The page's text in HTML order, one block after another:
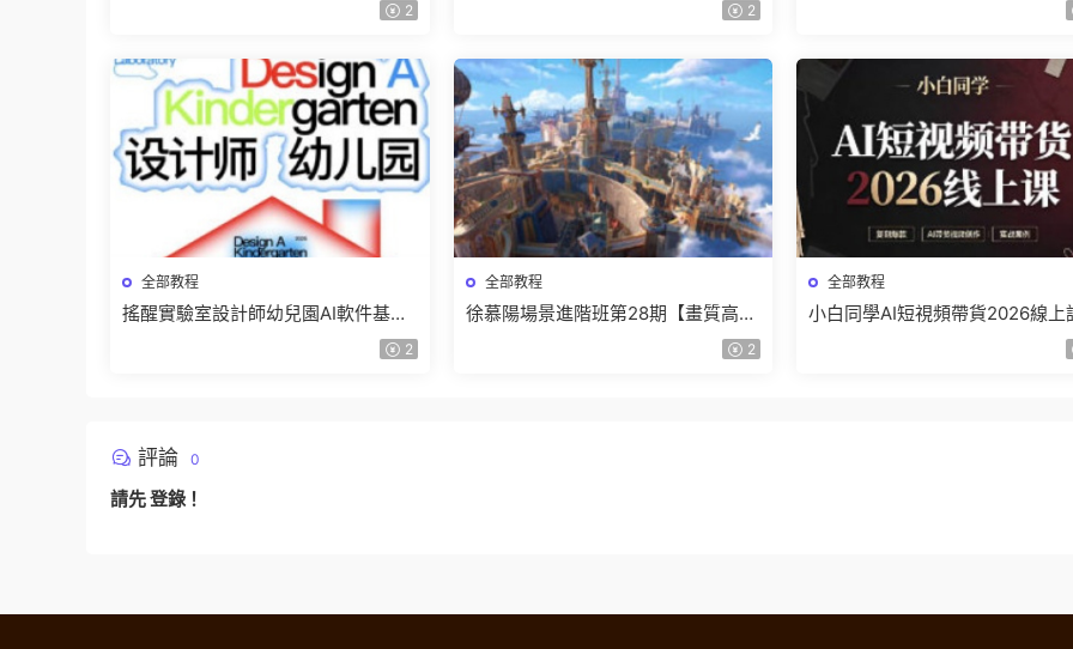
2 2
全部教程
搖醒實驗室設計師幼兒園AI軟件基礎
2
全部教程
徐慕陽場景進階班第28期【畫質高清
2
全部教程
小白同學AI短視頻帶貨2026線上
評論 0
請先登錄 ！